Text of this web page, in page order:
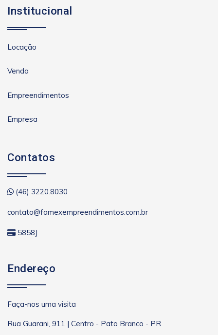
Institucional
Locação
Venda
Empreendimentos
Empresa
Contatos
(46) 3220.8030
contato@famexempreendimentos.com.br
5858J
Endereço
Faça-nos uma visita
Rua Guarani, 911 | Centro - Pato Branco - PR